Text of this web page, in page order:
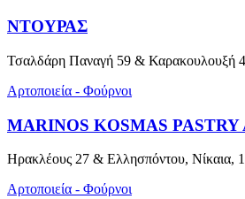
ΝΤΟΥΡΑΣ
Τσαλδάρη Παναγή 59 & Καρακουλουξή
Αρτοποιεία - Φούρνοι
MARINOS KOSMAS
Ηρακλέους 27 & Ελλησπόντου, Νίκαια,
Αρτοποιεία - Φούρνοι